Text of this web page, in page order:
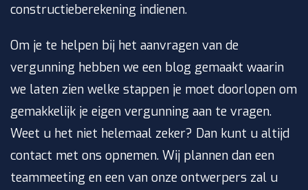
constructieberekening indienen.
Om je te helpen bij het aanvragen van de
vergunning hebben we een blog gemaakt waarin
we laten zien welke stappen je moet doorlopen om
gemakkelijk je eigen vergunning aan te vragen.
Weet u het niet helemaal zeker? Dan kunt u altijd
contact met ons opnemen. Wij plannen dan een
teammeeting en een van onze ontwerpers zal u